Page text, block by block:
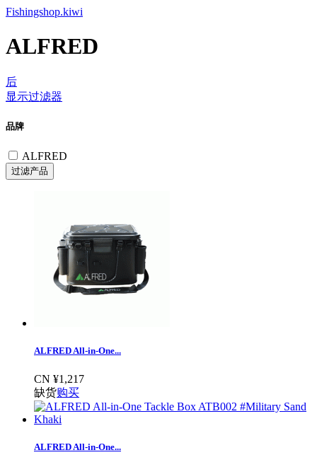
Fishingshop.kiwi
ALFRED
后
显示过滤器
品牌
ALFRED
ALFRED All-in-One...
CN ¥1,217
缺货购买
ALFRED All-in-One...